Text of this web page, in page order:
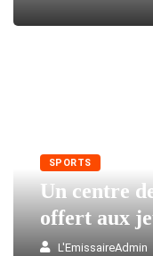
SPORTS
Un centre
offert aux
L'EmissaireAdmin